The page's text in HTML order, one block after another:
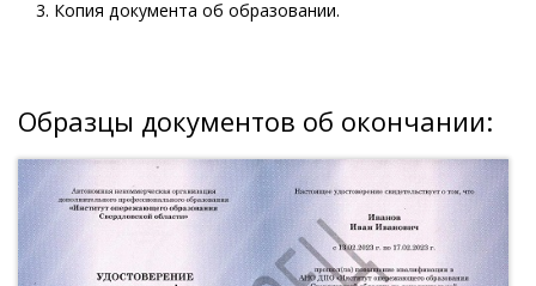
Копия документа об образовании.
Образцы документов об окончании: